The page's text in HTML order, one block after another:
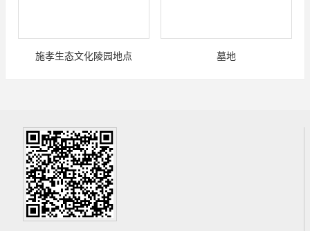
施孝生态文化陵园地点 墓地